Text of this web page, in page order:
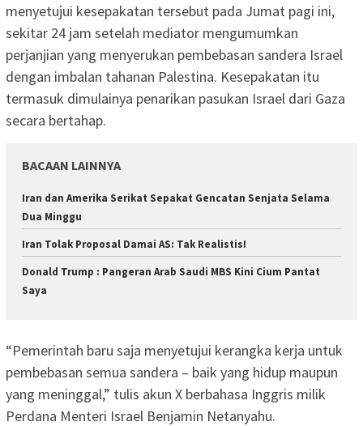
menyetujui kesepakatan tersebut pada Jumat pagi ini,
sekitar 24 jam setelah mediator mengumumkan
perjanjian yang menyerukan pembebasan sandera Israel
dengan imbalan tahanan Palestina. Kesepakatan itu
termasuk dimulainya penarikan pasukan Israel dari Gaza
secara bertahap.
BACAAN LAINNYA
Iran dan Amerika Serikat Sepakat Gencatan Senjata Selama
Dua Minggu
Iran Tolak Proposal Damai AS: Tak Realistis!
Donald Trump : Pangeran Arab Saudi MBS Kini Cium Pantat
Saya
“Pemerintah baru saja menyetujui kerangka kerja untuk
pembebasan semua sandera – baik yang hidup maupun
yang meninggal,” tulis akun X berbahasa Inggris milik
Perdana Menteri Israel Benjamin Netanyahu.